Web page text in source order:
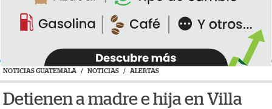
NOTICIAS GUATEMALA / NOTICIAS / ALERTAS
Detienen a madre e hija en Villa